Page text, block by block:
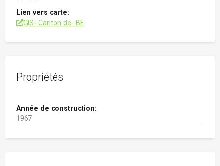
Lien vers carte:
GIS- Canton de- BE
Propriétés
Année de construction:
1967